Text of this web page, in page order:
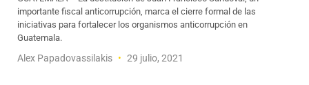
importante fiscal anticorrupción, marca el cierre formal de las
iniciativas para fortalecer los organismos anticorrupción en
Guatemala.
Alex Papadovassilakis 29 julio, 2021